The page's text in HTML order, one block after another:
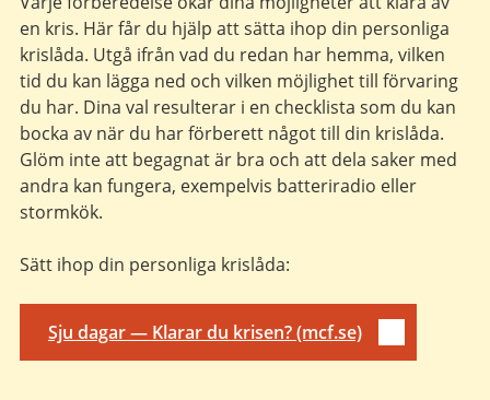
en kris. Här får du hjälp att sätta ihop din personliga
krislåda. Utgå ifrån vad du redan har hemma, vilken
tid du kan lägga ned och vilken möjlighet till förvaring
du har. Dina val resulterar i en checklista som du kan
bocka av när du har förberett något till din krislåda.
Glöm inte att begagnat är bra och att dela saker med
andra kan fungera, exempelvis batteriradio eller
stormkök.
Sätt ihop din personliga krislåda:
Sju dagar — Klarar du krisen? (mcf.se)